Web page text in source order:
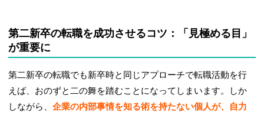
第二新卒の転職を成功させるコツ：「見極める目」
が重要に
第二新卒の転職でも新卒時と同じアプローチで転職活動を行
えば、おのずと二の舞を踏むことになってしまいます。しか
しながら、企業の内部事情を知る術を持たない個人が、自力